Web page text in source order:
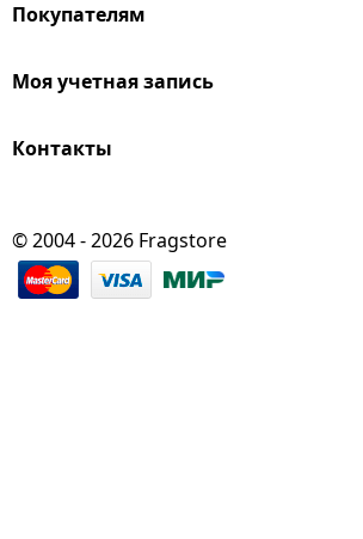
Покупателям
Моя учетная запись
Контакты
© 2004 - 2026 Fragstore